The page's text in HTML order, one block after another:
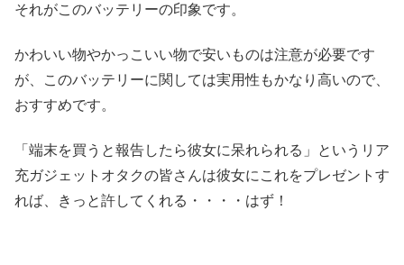
それがこのバッテリーの印象です。
かわいい物やかっこいい物で安いものは注意が必要です
が、このバッテリーに関しては実用性もかなり高いので、
おすすめです。
「端末を買うと報告したら彼女に呆れられる」というリア
充ガジェットオタクの皆さんは彼女にこれをプレゼントす
れば、きっと許してくれる・・・・はず！